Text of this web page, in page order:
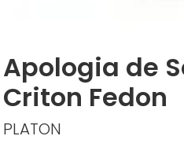
Apologia de
Criton Fedon
PLATON